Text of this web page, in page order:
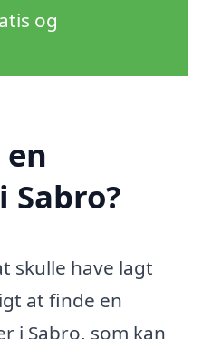
og
skulle have lagt
at finde en
i Sabro, som kan